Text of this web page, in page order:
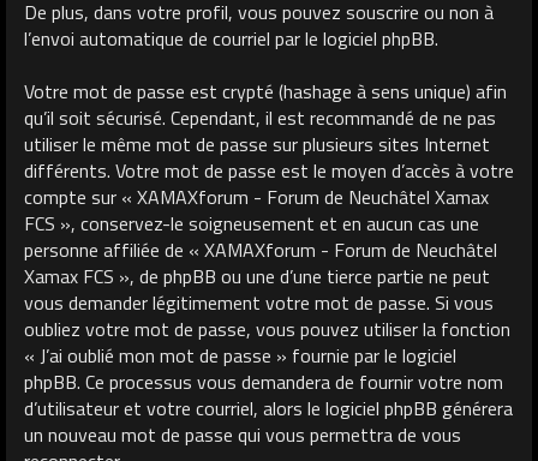
De plus, dans votre profil, vous pouvez souscrire ou non à
l’envoi automatique de courriel par le logiciel phpBB.
Votre mot de passe est crypté (hashage à sens unique) afin
qu’il soit sécurisé. Cependant, il est recommandé de ne pas
utiliser le même mot de passe sur plusieurs sites Internet
différents. Votre mot de passe est le moyen d’accès à votre
compte sur « XAMAXforum - Forum de Neuchâtel Xamax
FCS », conservez-le soigneusement et en aucun cas une
personne affiliée de « XAMAXforum - Forum de Neuchâtel
Xamax FCS », de phpBB ou une d’une tierce partie ne peut
vous demander légitimement votre mot de passe. Si vous
oubliez votre mot de passe, vous pouvez utiliser la fonction
« J’ai oublié mon mot de passe » fournie par le logiciel
phpBB. Ce processus vous demandera de fournir votre nom
d’utilisateur et votre courriel, alors le logiciel phpBB générera
un nouveau mot de passe qui vous permettra de vous